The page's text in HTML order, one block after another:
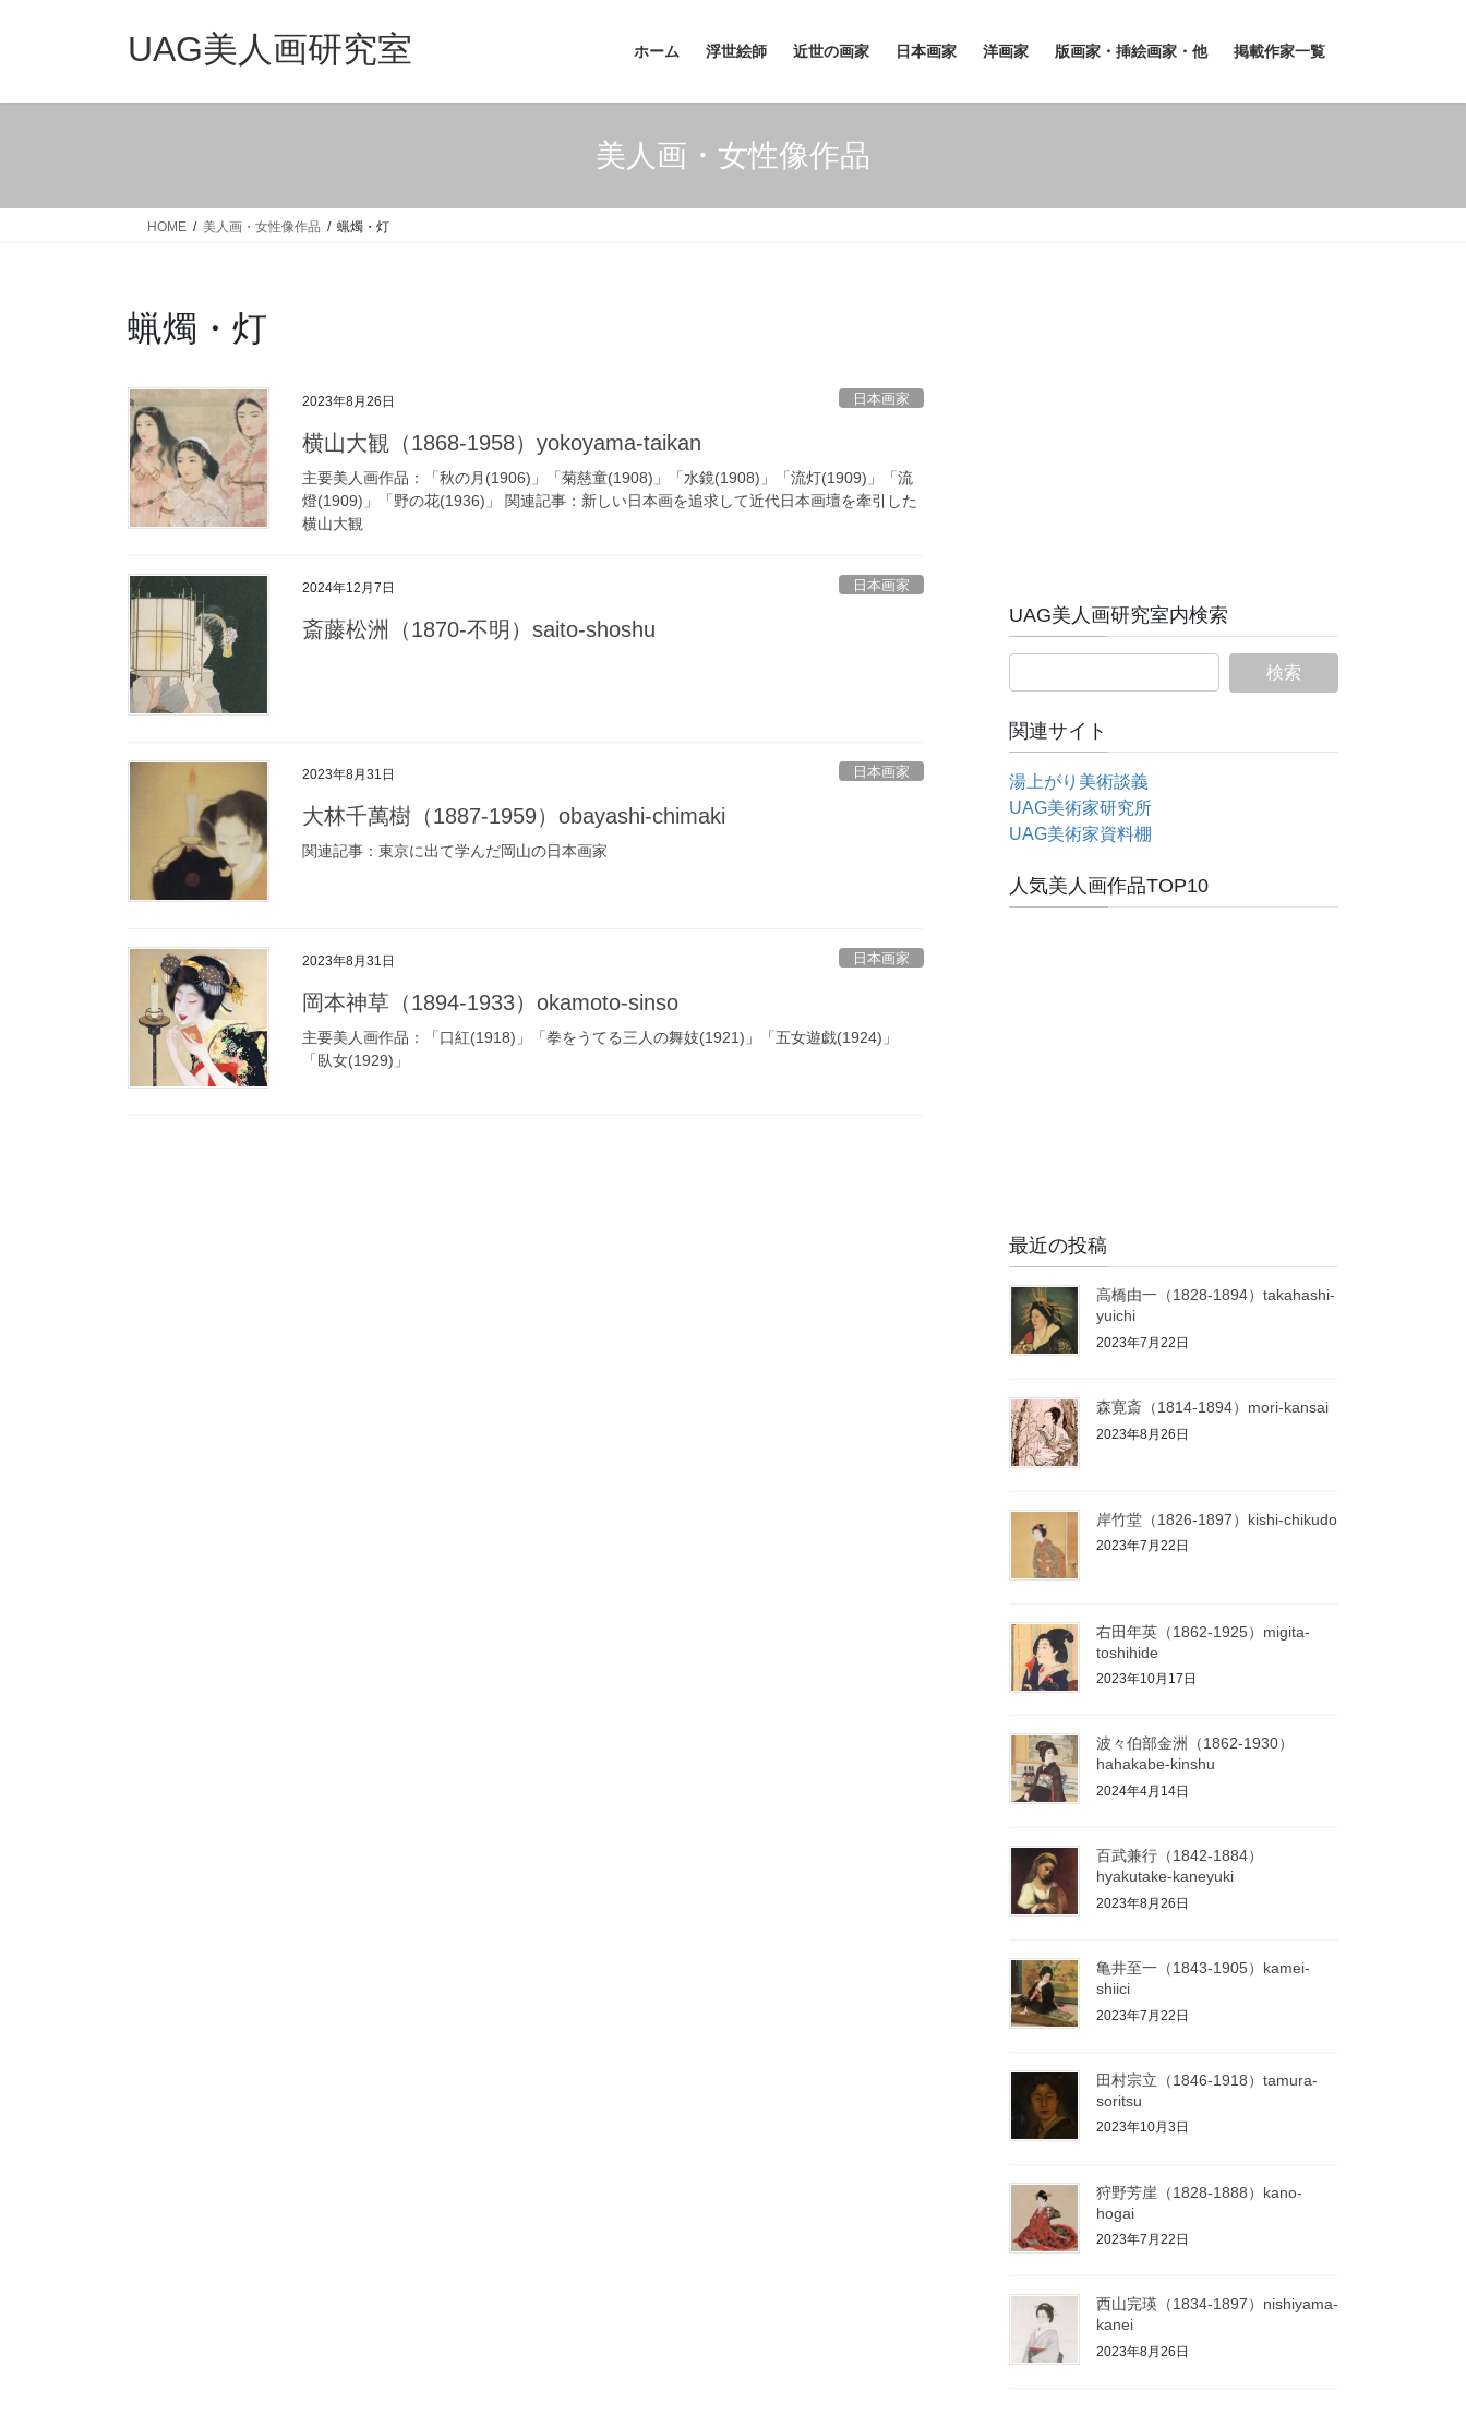
UAG美人画研究室 ホーム 浮世絵師 近世の画家 日本画家 洋画家 版画家・挿絵画家・他 掲載作家一覧
美人画・女性像作品
HOME 美人画・女性像作品 蝋燭・灯
蝋燭・灯
2023年8月26日 日本画家
横山大観（1868-1958）yokoyama-taikan
主要美人画作品：「秋の月(1906)」「菊慈童(1908)」「水鏡(1908)」「流灯(1909)」「流
燈(1909)」「野の花(1936)」 関連記事：新しい日本画を追求して近代日本画壇を牽引した
横山大観
2024年12月7日 日本画家
斎藤松洲（1870-不明）saito-shoshu
2023年8月31日 日本画家
大林千萬樹（1887-1959）obayashi-chimaki
関連記事：東京に出て学んだ岡山の日本画家
2023年8月31日 日本画家
岡本神草（1894-1933）okamoto-sinso
主要美人画作品：「口紅(1918)」「拳をうてる三人の舞妓(1921)」「五女遊戯(1924)」
「臥女(1929)」
UAG美人画研究室内検索
関連サイト
湯上がり美術談義
UAG美術家研究所
UAG美術家資料棚
人気美人画作品TOP10
最近の投稿
高橋由一（1828-1894）takahashi-
yuichi
2023年7月22日
森寛斎（1814-1894）mori-kansai
2023年8月26日
岸竹堂（1826-1897）kishi-chikudo
2023年7月22日
右田年英（1862-1925）migita-
toshihide
2023年10月17日
波々伯部金洲（1862-1930）
hahakabe-kinshu
2024年4月14日
百武兼行（1842-1884）
hyakutake-kaneyuki
2023年8月26日
亀井至一（1843-1905）kamei-
shiici
2023年7月22日
田村宗立（1846-1918）tamura-
soritsu
2023年10月3日
狩野芳崖（1828-1888）kano-
hogai
2023年7月22日
西山完瑛（1834-1897）nishiyama-
kanei
2023年8月26日